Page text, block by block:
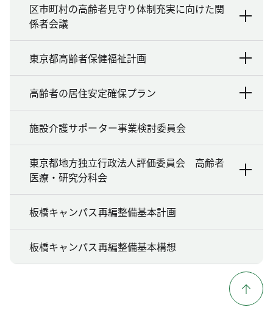
区市町村の高齢者見守り体制充実に向けた関
係者会議
東京都高齢者保健福祉計画
高齢者の居住安定確保プラン
施設介護サポーター事業検討委員会
東京都地方独立行政法人評価委員会 高齢者
医療・研究分科会
板橋キャンパス再編整備基本計画
板橋キャンパス再編整備基本構想